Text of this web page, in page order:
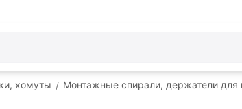
хомуты / Монтажные спирали, держатели для